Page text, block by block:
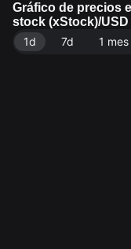
Gráfico de precios
stock (xStock)/USD
1d
7d 1 mes